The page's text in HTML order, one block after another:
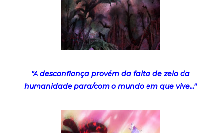
"A desconfiança provém da falta de zelo da
humanidade para/com o mundo em que vive..."